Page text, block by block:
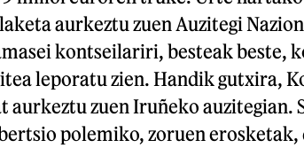
aurkeztu zuen Auzitegi
kontseilariri, besteak beste,
leporatu zien. Handik gutxira,
aurkeztu zuen Iruñeko auzitegian.
polemiko, zoruen